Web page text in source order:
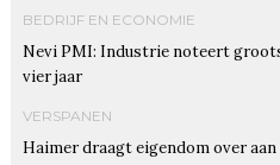
BEDRIJF EN ECONOMIE
Nevi PMI: Industrie noteert
vier jaar
VERSPANEN
Haimer draagt eigendom over